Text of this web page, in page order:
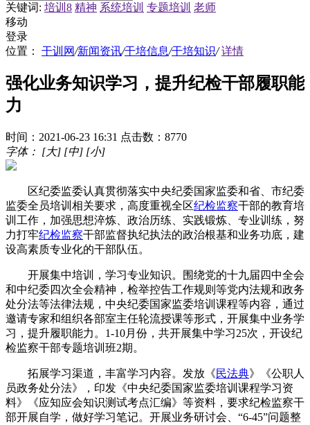
关键词: 培训8 精神 系统培训 专题培训 老师
移动
登录
位置：
干训网/新闻资讯/干培信息/干培知识/ 详情
强化业务知识学习，提升纪检干部履职能
力
时间：2021-06-23 16:31 点击数：8770
字体： [大] [中] [小]
区纪委监委认真贯彻落实中央纪委国家监委和省、市纪委
监委全员培训相关要求，高度重视全区纪检监察干部的教育培
训工作，加强思想淬炼、政治历练、实践锻炼、专业训练，努
力打牢纪检监察干部监督执纪执法的政治根基和业务功底，建
设高素质专业化的干部队伍。
开展集中培训，学习专业知识。围绕党的十九届四中全会
和中纪委四次全会精神，检举控告工作规则等党内法规和政务
处分法等法律法规，中央纪委国家监委培训课程等内容，通过
邀请专家和组织各部室主任轮流授课等形式，开展集中业务学
习，提升履职能力。1-10月份，共开展集中学习25次，开设纪
检监察干部专题培训班2期。
拓展学习渠道，丰富学习内容。发放《民法典》《公职人
员政务处分法》，印发《中央纪委国家监委培训课程学习资
料》《应知应会知识测试考点汇编》等资料，要求纪检监察干
部开展自学，做好学习笔记。开展业务研讨会、“6-45”问题整